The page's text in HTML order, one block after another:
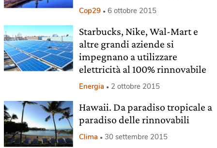
Cop29 6 ottobre 2015
Starbucks, Nike, Wal-Mart e
altre grandi aziende si
impegnano a utilizzare
elettricità al 100% rinnovabile
Energia 2 ottobre 2015
Hawaii. Da paradiso tropicale a
paradiso delle rinnovabili
Clima 30 settembre 2015